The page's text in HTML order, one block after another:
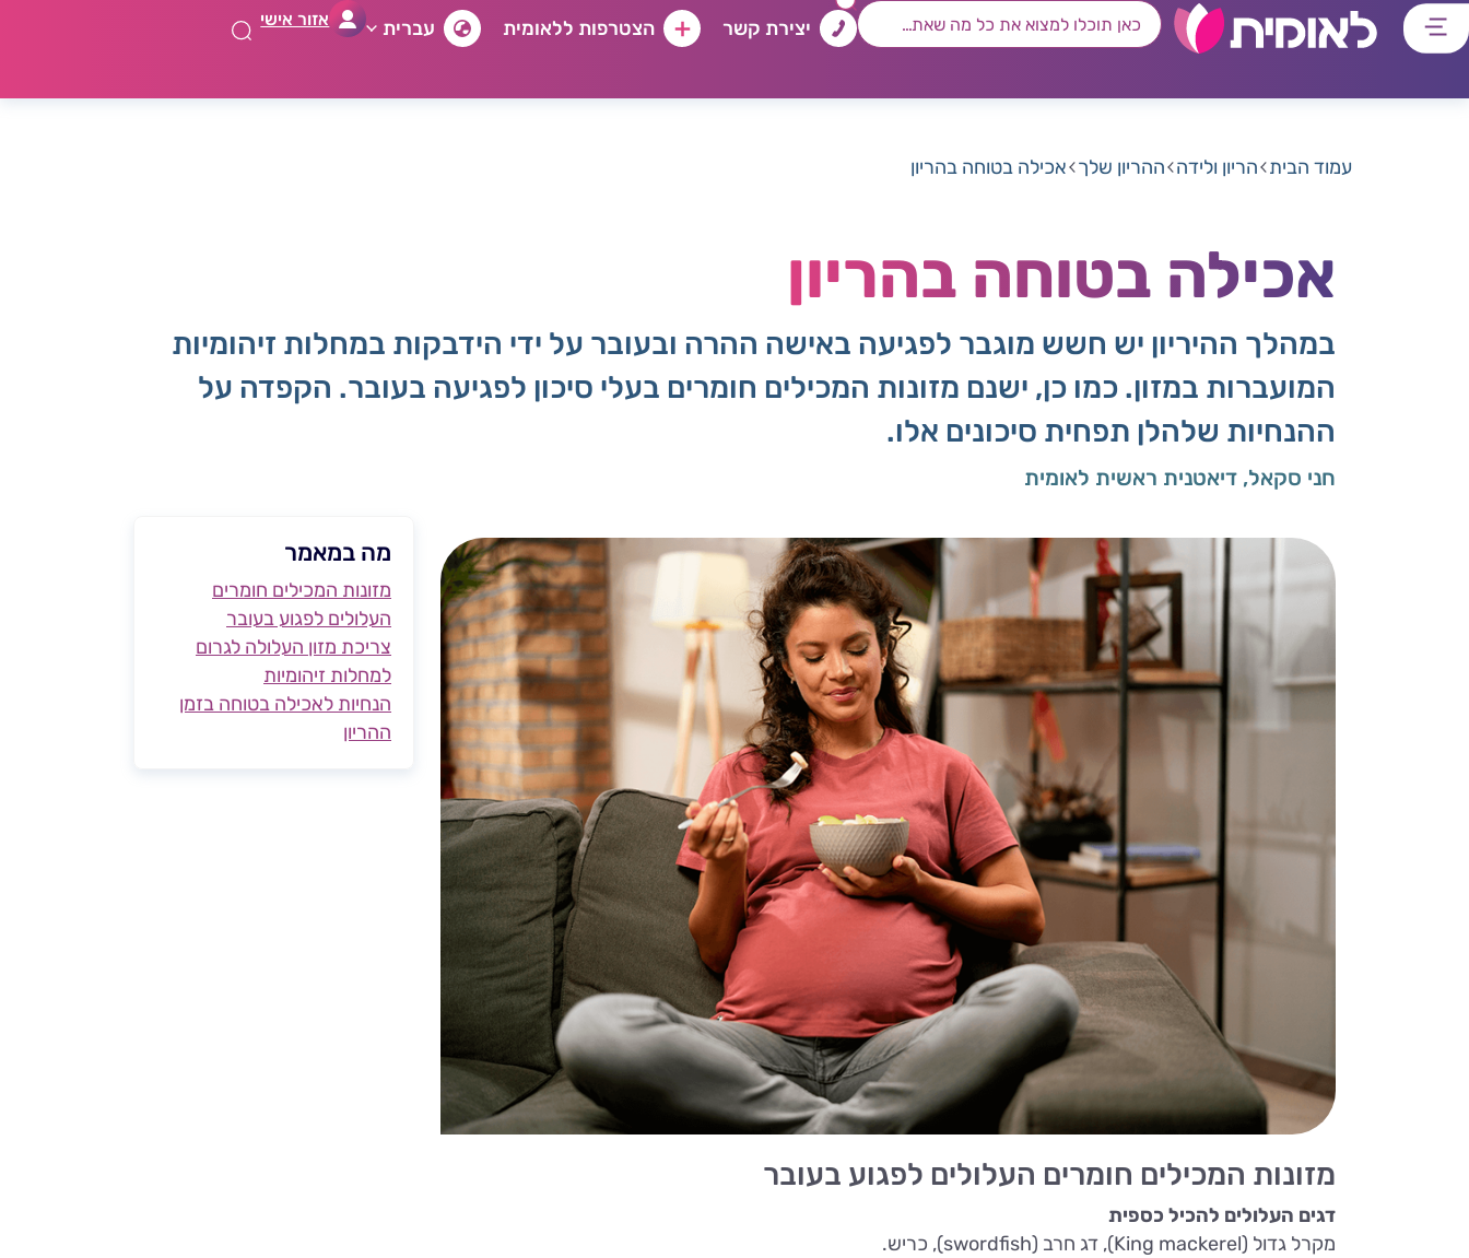
דלג
דלג
דלג
דלג
יצירת קשר הצטרפות ללאומית עברית אזור אישי
עמוד הבית הריון ולידה ההריון שלך אכילה בטוחה בהריון
אכילה בטוחה בהריון
במהלך ההיריון יש חשש מוגבר לפגיעה באישה ההרה ובעובר על ידי הידבקות במחלות זיהומיות
המועברות במזון. כמו כן, ישנם מזונות המכילים חומרים בעלי סיכון לפגיעה בעובר. הקפדה על
ההנחיות שלהלן תפחית סיכונים אלו.
חני סקאל, דיאטנית ראשית לאומית
מזונות המכילים חומרים העלולים לפגוע בעובר
דגים העלולים להכיל כספית
מקרל גדול (King mackerel), דג חרב (swordfish), כריש.
מה במאמר
מזונות המכילים חומרים
העלולים לפגוע בעובר
צריכת מזון העלולה לגרום
למחלות זיהומיות
הנחיות לאכילה בטוחה בזמן
ההריון